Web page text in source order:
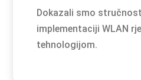
Dokazali smo
implementaciji WLAN
tehnologijom.